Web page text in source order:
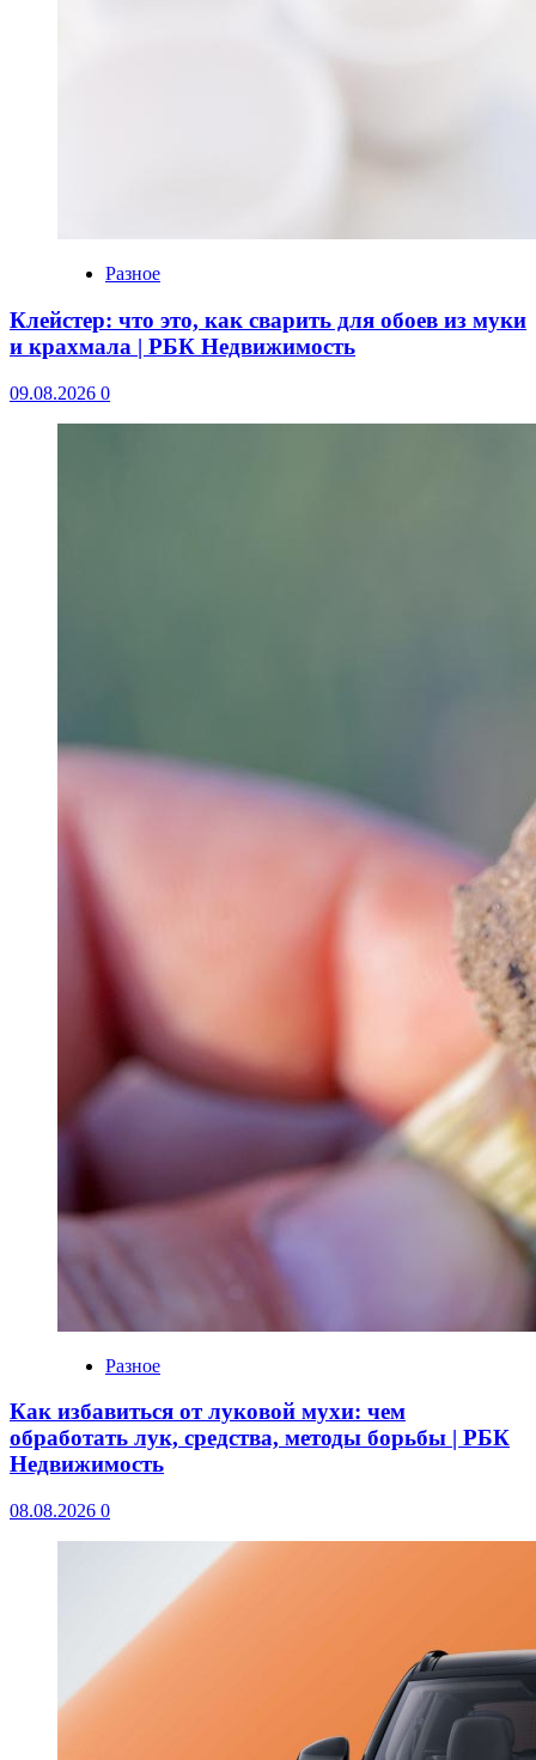
Разное
Клейстер: что это, как сварить для обоев из муки
и крахмала | РБК Недвижимость
09.08.2026 0
Разное
Как избавиться от луковой мухи: чем
обработать лук, средства, методы борьбы | РБК
Недвижимость
08.08.2026 0